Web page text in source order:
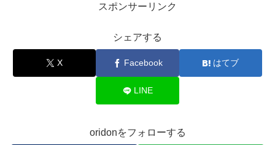
スポンサーリンク
シェアする
X Facebook はてブ
LINE
oridonをフォローする